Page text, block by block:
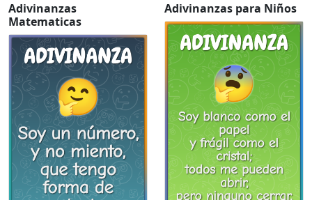
Adivinanzas
Matematicas
Adivinanzas para Niños